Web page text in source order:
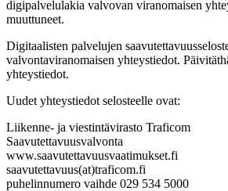
digipalvelulakia valvovan viranomaisen
muuttuneet.
Digitaalisten palvelujen
valvontaviranomaisen yhteystiedot.
yhteystiedot.
Uudet yhteystiedot selosteelle ovat:
Liikenne- ja viestintävirasto Traficom
Saavutettavuusvalvonta
www.saavutettavuusvaatimukset.fi
saavutettavuus(at)traficom.fi
puhelinnumero vaihde 029 534 5000